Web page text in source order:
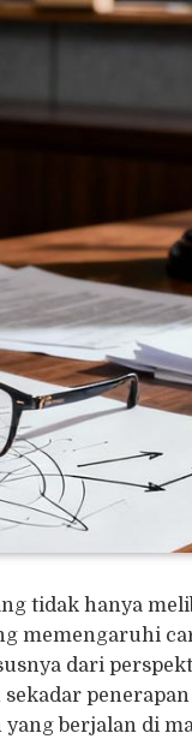
tidak hanya
memengaruhi
dari
berjalan di